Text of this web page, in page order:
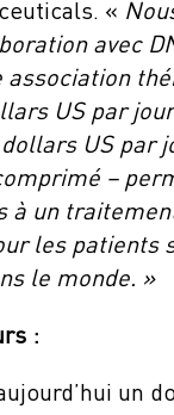
«
avec
association
US par
US par
–
à un
les patients
le monde. »
:
un